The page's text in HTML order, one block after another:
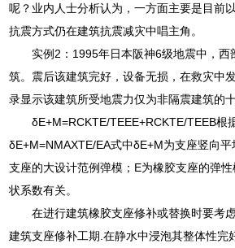
呢？业内人士分析认为，一方面主要是目前
抗震方式仍在建筑抗震减灾中唱主角。
实例2：1995年日本阪神6级地震中，西
筑。震后该建筑完好，设备无损，在救灾中
录显示该建筑所受地震力仅为非隔震建筑的十
δE+M=RCKTE/TEEE+RCKTE/TEEB根
δE+M=NMAXTE/EA式中δE+M为支座竖向
支座的大设计范例弹模；E为橡胶支座的弹
状系数有关。
在进行建筑橡胶支座修补或替换时要考
建筑支座修补工期.在静水中浸泡其整体性完